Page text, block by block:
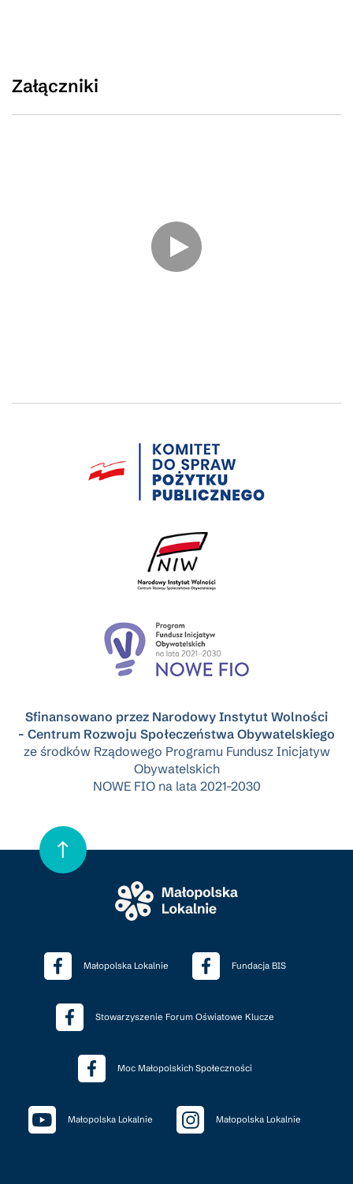
Załączniki
Sfinansowano przez Narodowy Instytut Wolności
- Centrum Rozwoju Społeczeństwa Obywatelskiego
ze środków Rządowego Programu Fundusz Inicjatyw
Obywatelskich
NOWE FIO na lata 2021-2030
Małopolska Lokalnie Fundacja BIS
Stowarzyszenie Forum Oświatowe Klucze
Moc Małopolskich Społeczności
Małopolska Lokalnie Małopolska Lokalnie